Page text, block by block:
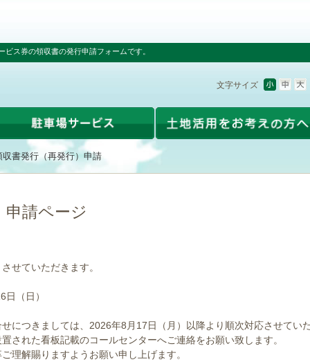
ス券の領収書の発行申請フォームです。
文字サイズ
収書発行（再発行）申請
申請ページ
せていただきます。
（日）
につきましては、2026年8月17日（月）以降より順次対応させてい
された看板記載のコールセンターへご連絡をお願い致します。
理解賜りますようお願い申し上げます。